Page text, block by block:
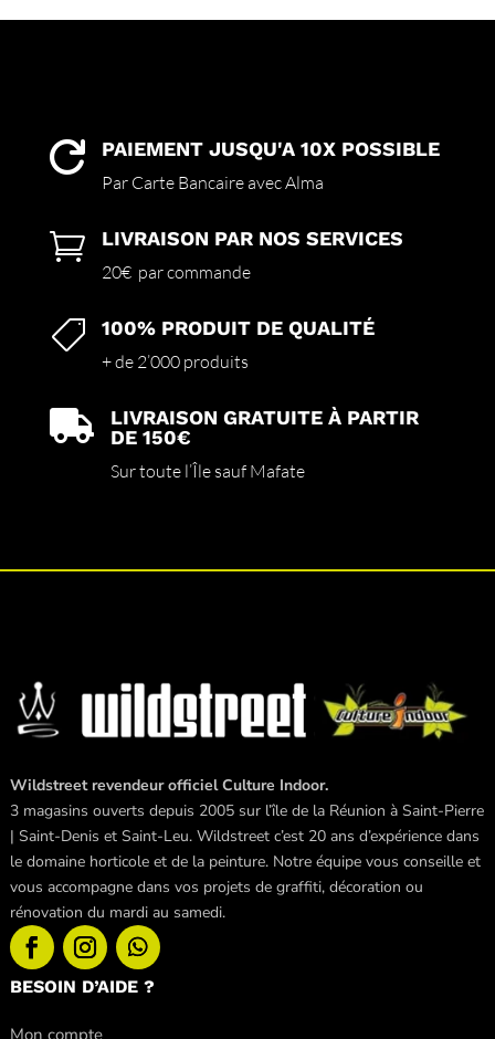
 PAIEMENT JUSQU'A 10X POSSIBLE
Par Carte Bancaire avec Alma
 LIVRAISON PAR NOS SERVICES
20€ par commande
 100% PRODUIT DE QUALITÉ
+ de 2’000 produits

LIVRAISON GRATUITE À PARTIR
DE 150€
Sur toute l’Île sauf Mafate
Wildstreet revendeur officiel Culture Indoor.
3 magasins ouverts depuis 2005 sur l’île de la Réunion à Saint-Pierre
| Saint-Denis et Saint-Leu. Wildstreet c’est 20 ans d’expérience dans
le domaine horticole et de la peinture. Notre équipe vous conseille et
vous accompagne dans vos projets de graffiti, décoration ou
rénovation du mardi au samedi.
BESOIN D’AIDE ?
Mon compte